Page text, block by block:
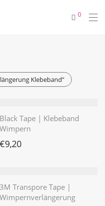
0
Klebeband”
Black Tape | Klebeband
Wimpern
€9,20
3M Transpore Tape |
Wimpernverlängerung